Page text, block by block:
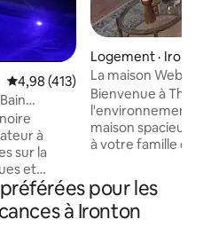
Note moyenne de 4,98 sur 5,
4,98 (413)
et
à
sur la
et
un
Logement ·
La maison Webb
Bienvenue à The
l'environnement
maison
à votre famille ou
pleinement de votre
Ironton, OH à
d'Ashland, KY ou
pour les
à Ironton